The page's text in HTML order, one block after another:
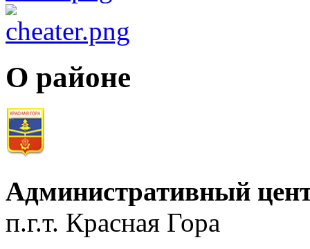
О районе
Административный
п.г.т. Красная Гора